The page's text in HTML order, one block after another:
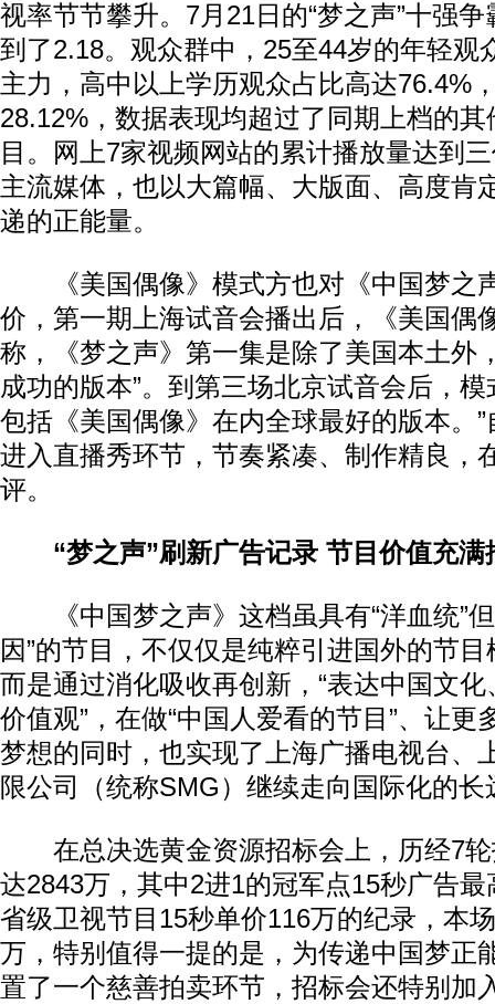
视率节节攀升。7月21日的“梦之声”十强
到了2.18。观众群中，25至44岁的年轻观
主力，高中以上学历观众占比高达76.4%
28.12%，数据表现均超过了同期上档的
目。网上7家视频网站的累计播放量达到
主流媒体，也以大篇幅、大版面、高度肯
递的正能量。
《美国偶像》模式方也对《中国梦之
价，第一期上海试音会播出后，《美国偶
称，《梦之声》第一集是除了美国本土外
成功的版本”。到第三场北京试音会后，模
包括《美国偶像》在内全球最好的版本。
进入直播秀环节，节奏紧凑、制作精良，
评。
“梦之声”刷新广告记录 节目价值充满
《中国梦之声》这档虽具有“洋血统”但
因”的节目，不仅仅是纯粹引进国外的节
而是通过消化吸收再创新，“表达中国文
价值观”，在做“中国人爱看的节目”、让更
梦想的同时，也实现了上海广播电视台、
限公司（统称SMG）继续走向国际化的长
在总决选黄金资源招标会上，历经7轮
达2843万，其中2进1的冠军点15秒广告
省级卫视节目15秒单价116万的纪录，本
万，特别值得一提的是，为传递中国梦正
置了一个慈善拍卖环节，招标会还特别加